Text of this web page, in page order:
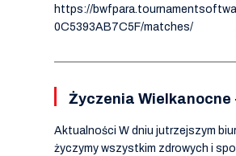
https://
0C5393AB7C5F/matches/
Życzenia Wielkanocne
Aktualności W dniu jutrzejszym
życzymy wszystkim zdrowych i